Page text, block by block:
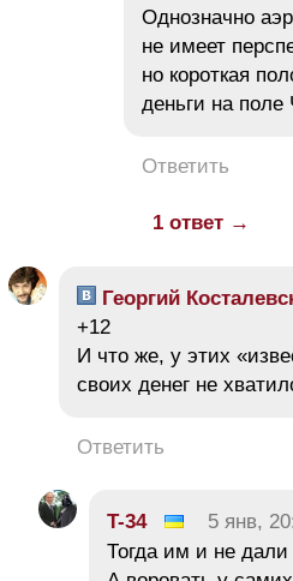
Однозначно
не имеет
но короткая
деньги на поле
Ответить
1 ответ →
Георгий
+12
И что же, у этих
своих денег не
Ответить
T-34 5 янв,
Тогда им и не